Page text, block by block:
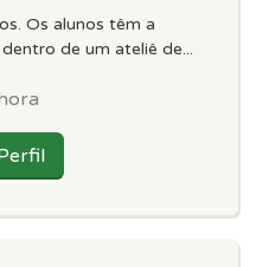
Os alunos têm a
de um ateliê de...